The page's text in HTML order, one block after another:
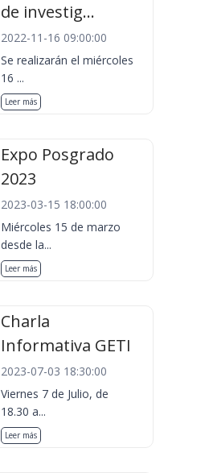
de investig...
2022-11-16 09:00:00
Se realizarán el miércoles
16 ...
Leer más
Expo Posgrado
2023
2023-03-15 18:00:00
Miércoles 15 de marzo
desde la...
Leer más
Charla
Informativa GETI
2023-07-03 18:30:00
Viernes 7 de Julio, de
18.30 a...
Leer más